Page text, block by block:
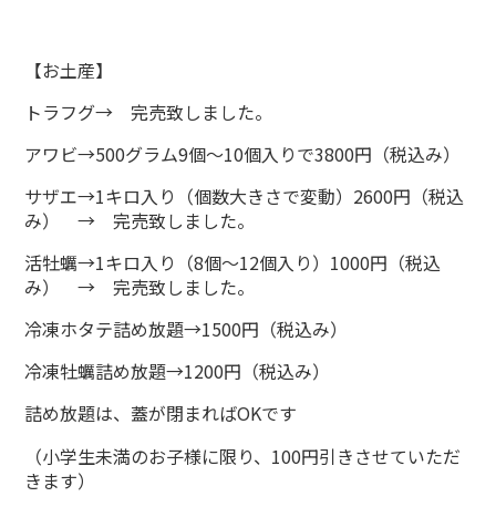
【お土産】
トラフグ→ 完売致しました。
アワビ→500グラム9個～10個入りで3800円（税込み）
サザエ→1キロ入り（個数大きさで変動）2600円（税込
み） → 完売致しました。
活牡蠣→1キロ入り（8個～12個入り）1000円（税込
み） → 完売致しました。
冷凍ホタテ詰め放題→1500円（税込み）
冷凍牡蠣詰め放題→1200円（税込み）
詰め放題は、蓋が閉まればOKです
（小学生未満のお子様に限り、100円引きさせていただ
きます）